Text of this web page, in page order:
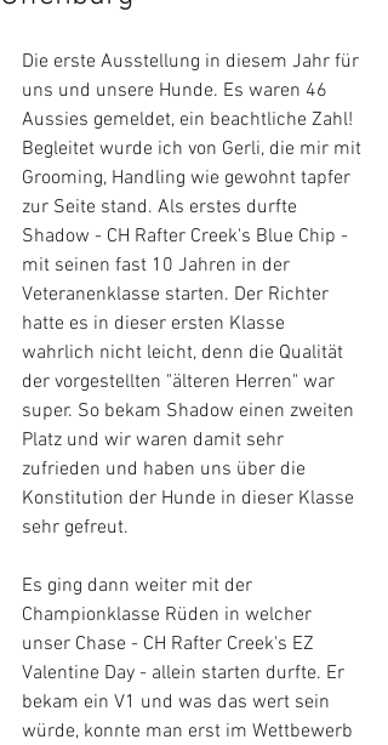
Die erste Ausstellung in diesem Jahr für
uns und unsere Hunde. Es waren 46
Aussies gemeldet, ein beachtliche Zahl!
Begleitet wurde ich von Gerli, die mir mit
Grooming, Handling wie gewohnt tapfer
zur Seite stand. Als erstes durfte
Shadow - CH Rafter Creek's Blue Chip -
mit seinen fast 10 Jahren in der
Veteranenklasse starten. Der Richter
hatte es in dieser ersten Klasse
wahrlich nicht leicht, denn die Qualität
der vorgestellten "älteren Herren" war
super. So bekam Shadow einen zweiten
Platz und wir waren damit sehr
zufrieden und haben uns über die
Konstitution der Hunde in dieser Klasse
sehr gefreut.
Es ging dann weiter mit der
Championklasse Rüden in welcher
unser Chase - CH Rafter Creek's EZ
Valentine Day - allein starten durfte. Er
bekam ein V1 und was das wert sein
würde, konnte man erst im Wettbewerb